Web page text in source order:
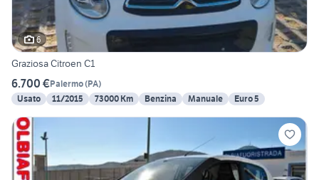
6
Graziosa Citroen C1
6.700 €Palermo(PA)
Usato
11/2015 73000 Km Benzina Manuale Euro 5